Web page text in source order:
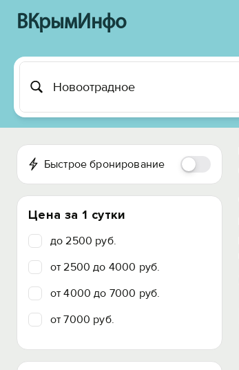
ВКрымИнфо
Быстрое бронирование
Цена за 1 сутки
до 2500 руб.
от 2500 до 4000 руб.
от 4000 до 7000 руб.
от 7000 руб.